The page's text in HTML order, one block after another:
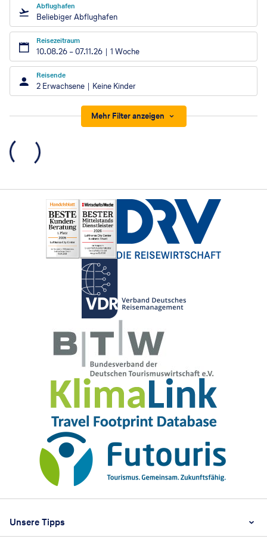
Abflughafen
Beliebiger Abflughafen
Reisezeitraum
10.08.26 –07.11.26 1 Woche
Reisende
2 Erwachsene Keine Kinder
Mehr Filter anzeigen
Unsere Tipps